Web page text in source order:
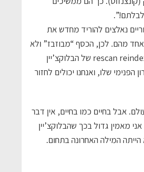
נאלצים להוריד מחדש את
אחד מהם. לכן, הכסף “מבוזבז” ולא
ניתן להשתמש בו שוב. כאן אני אחלץ לעזרתכם, ומה שפותר את הבעיה הוא rescan reindex של הבלוקצ’יין
שלו, ואנחנו יכולים לחזור
אבל בחיים כמו בחיים, אין דבר
מאמין גדול בכך שהבלוקצ’יין
המילה האחרונה בתחום.